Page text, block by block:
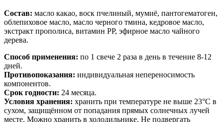
Cостав: масло какао, воск пчелиный, мумиё, пантогематоген,
облепиховое масло, масло черного тмина, кедровое масло,
экстракт прополиса, витамин РР, эфирное масло чайного
дерева.
Способ применения: по 1 свече 2 раза в день в течение 8-12
дней.
Противопоказания: индивидуальная непереносимость
компонентов.
Срок годности: 24 месяца.
Условия хранения: хранить при температуре не выше 23°C в
сухом, защищённом от попадания прямых солнечных лучей
месте. Можно хранить в холодильнике. Не подвергать